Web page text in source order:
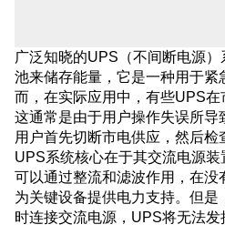
广泛知晓的UPS（不间断电源
池来储存能量，它是一种用于紧
而，在实际应用中，有些UPS在
这通常是由于用户操作失误所导
用户首先切断市电供应，然后检
UPS系统核心在于其交流电源
可以通过整流和滤波作用，在没
为关键设备提供电力支持。但是
时连接交流电源，UPS将无法发